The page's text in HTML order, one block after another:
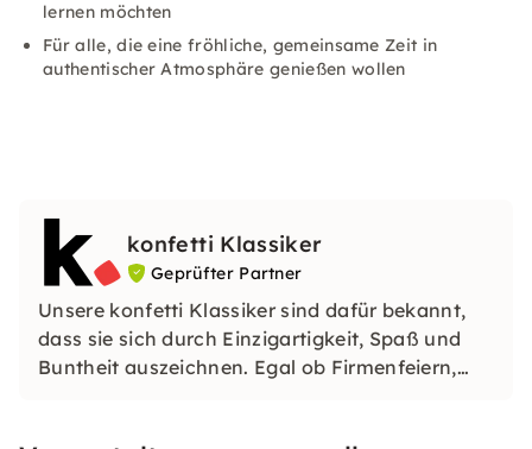
lernen möchten
Für alle, die eine fröhliche, gemeinsame Zeit in
authentischer Atmosphäre genießen wollen
konfetti Klassiker
Geprüfter Partner
Unsere konfetti Klassiker sind dafür bekannt,
dass sie sich durch Einzigartigkeit, Spaß und
Buntheit auszeichnen. Egal ob Firmenfeiern,